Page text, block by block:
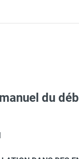
SWXD23
du